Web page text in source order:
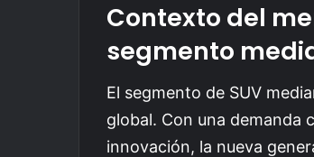
Contexto del
segmento
El segmento de SUV
global. Con una
innovación, la nueva